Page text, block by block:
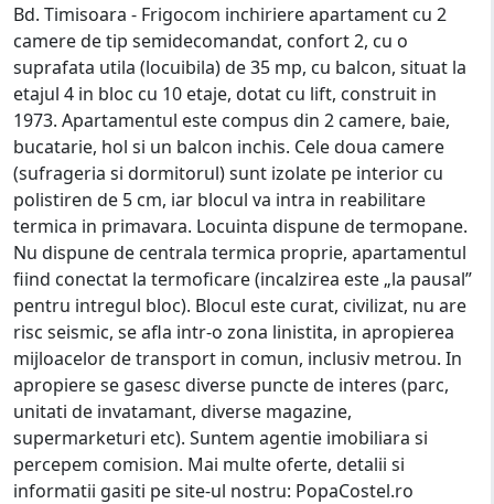
Bd. Timisoara - Frigocom inchiriere apartament cu 2
camere de tip semidecomandat, confort 2, cu o
suprafata utila (locuibila) de 35 mp, cu balcon, situat la
etajul 4 in bloc cu 10 etaje, dotat cu lift, construit in
1973. Apartamentul este compus din 2 camere, baie,
bucatarie, hol si un balcon inchis. Cele doua camere
(sufrageria si dormitorul) sunt izolate pe interior cu
polistiren de 5 cm, iar blocul va intra in reabilitare
termica in primavara. Locuinta dispune de termopane.
Nu dispune de centrala termica proprie, apartamentul
fiind conectat la termoficare (incalzirea este „la pausal”
pentru intregul bloc). Blocul este curat, civilizat, nu are
risc seismic, se afla intr-o zona linistita, in apropierea
mijloacelor de transport in comun, inclusiv metrou. In
apropiere se gasesc diverse puncte de interes (parc,
unitati de invatamant, diverse magazine,
supermarketuri etc). Suntem agentie imobiliara si
percepem comision. Mai multe oferte, detalii si
informatii gasiti pe site-ul nostru: PopaCostel.ro